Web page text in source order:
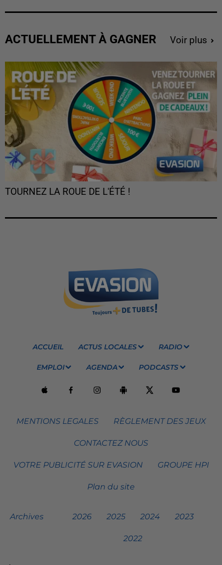
ACTUELLEMENT À GAGNER Voir plus
TOURNEZ LA ROUE DE L'ÉTÉ !
ACCUEIL ACTUS LOCALES RADIO
EMPLOI AGENDA PODCASTS
MENTIONS LEGALES RÈGLEMENT DES JEUX
CONTACTEZ NOUS
VOTRE PUBLICITÉ SUR EVASION GROUPE HPI
Plan du site
Archives 2026 2025 2024 2023
2022